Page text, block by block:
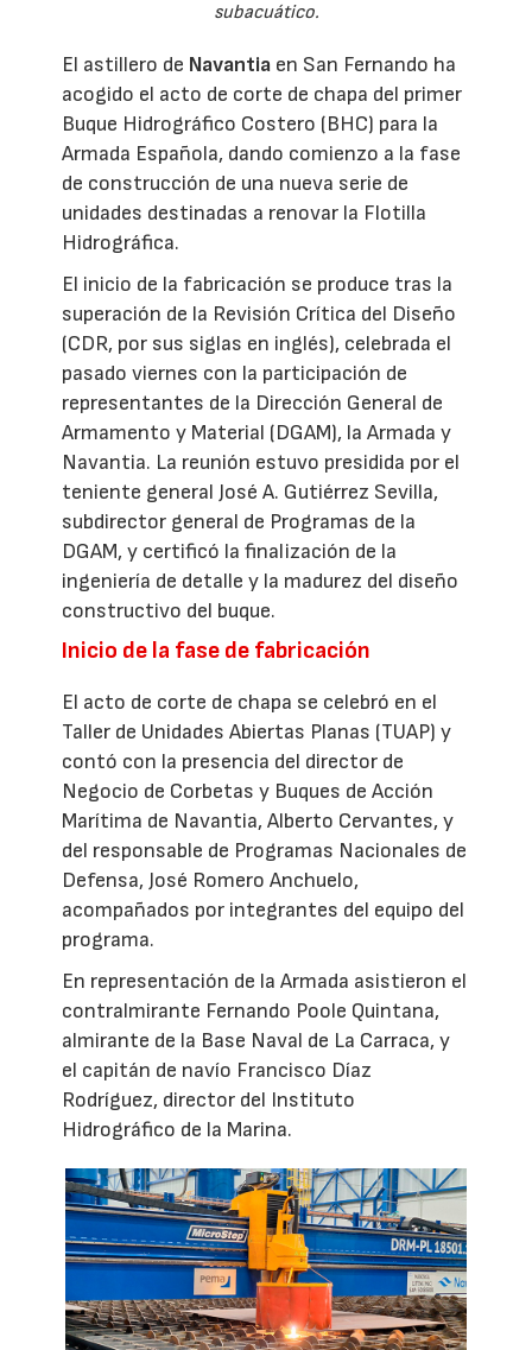
subacuático.
El astillero de Navantia en San Fernando ha
acogido el acto de corte de chapa del primer
Buque Hidrográfico Costero (BHC) para la
Armada Española, dando comienzo a la fase
de construcción de una nueva serie de
unidades destinadas a renovar la Flotilla
Hidrográfica.
El inicio de la fabricación se produce tras la
superación de la Revisión Crítica del Diseño
(CDR, por sus siglas en inglés), celebrada el
pasado viernes con la participación de
representantes de la Dirección General de
Armamento y Material (DGAM), la Armada y
Navantia. La reunión estuvo presidida por el
teniente general José A. Gutiérrez Sevilla,
subdirector general de Programas de la
DGAM, y certificó la finalización de la
ingeniería de detalle y la madurez del diseño
constructivo del buque.
Inicio de la fase de fabricación
El acto de corte de chapa se celebró en el
Taller de Unidades Abiertas Planas (TUAP) y
contó con la presencia del director de
Negocio de Corbetas y Buques de Acción
Marítima de Navantia, Alberto Cervantes, y
del responsable de Programas Nacionales de
Defensa, José Romero Anchuelo,
acompañados por integrantes del equipo del
programa.
En representación de la Armada asistieron el
contralmirante Fernando Poole Quintana,
almirante de la Base Naval de La Carraca, y
el capitán de navío Francisco Díaz
Rodríguez, director del Instituto
Hidrográfico de la Marina.